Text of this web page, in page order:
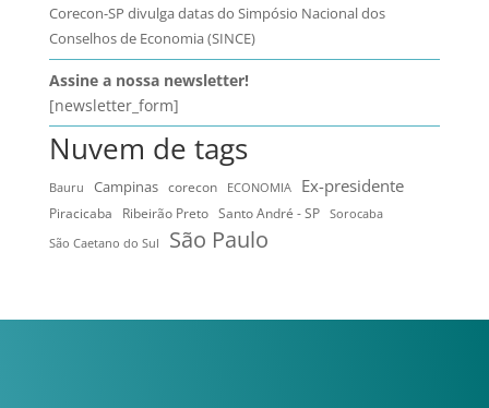
Corecon-SP divulga datas do Simpósio Nacional dos
Conselhos de Economia (SINCE)
Assine a nossa newsletter!
[newsletter_form]
Nuvem de tags
Bauru Campinas corecon ECONOMIA Ex-presidente
Piracicaba Ribeirão Preto Santo André - SP
Sorocaba
São Caetano do Sul
São Paulo